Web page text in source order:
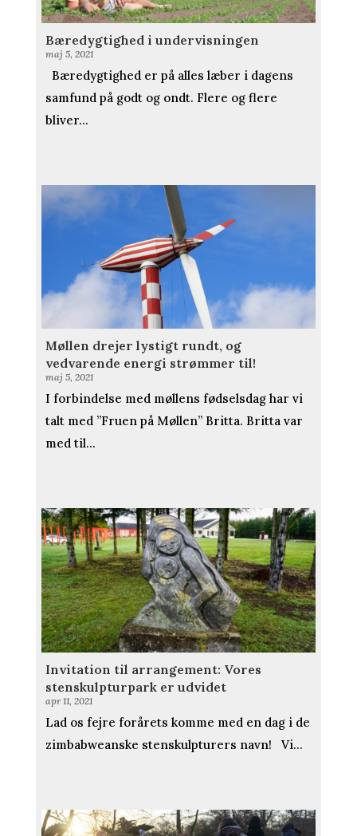
Bæredygtighed i undervisningen
maj 5, 2021
Bæredygtighed er på alles læber i dagens
samfund på godt og ondt. Flere og flere
bliver...
Møllen drejer lystigt rundt, og
vedvarende energi strømmer til!
maj 5, 2021
I forbindelse med møllens fødselsdag har vi
talt med ”Fruen på Møllen” Britta. Britta var
med til...
Invitation til arrangement: Vores
stenskulpturpark er udvidet
apr 11, 2021
Lad os fejre forårets komme med en dag i de
zimbabweanske stenskulpturers navn! Vi...